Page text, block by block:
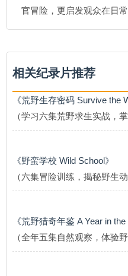
官冒险，更启发观众在日
相关纪录片推荐
《荒野生存密码 Survive the
（学习六集荒野求生实战，
《野蛮学校 Wild School》
（六集冒险训练，揭秘野生
《荒野猎奇年鉴 A Year in the
（全年五集自然观察，体验